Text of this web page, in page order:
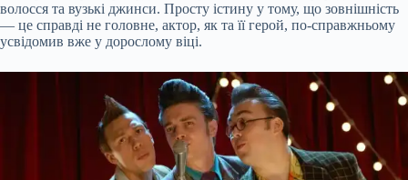
волосся та вузькі джинси. Просту істину у тому, що зовнішність
— це справді не головне, актор, як та її герой, по-справжньому
усвідомив вже у дорослому віці.